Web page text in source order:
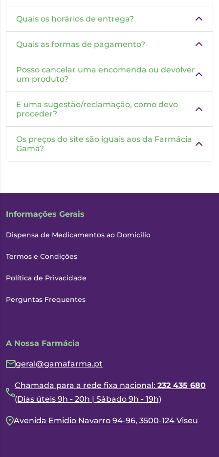
Quais os horários de entrega?
Quais as formas de pagamento?
Posso cancelar uma encomenda ou devolver
um produto?
E uma sugestão/reclamação, como devo
proceder?
Os preços do site são iguais aos da Farmácia
Gama?
Informações Gerais
Dispensa de Medicamentos ao Domicílio
Termos e Condições
Política de Privacidade
Perguntas Frequentes
A Nossa Farmácia
geral@gamafarma.pt
Chamada para a rede fixa nacional: 232 435 680
(Dias úteis 9h - 20h | Sábado 9h - 19h)
Avenida Emidio Navarro 94-96, 3500-124 Viseu